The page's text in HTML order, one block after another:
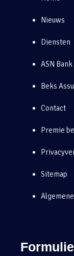
Nieuws
Diensten
ASN
Beks
Contact
Premie
Sitemap